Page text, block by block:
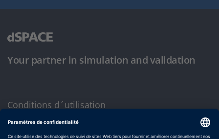
Your partner in simulation and validation
Conditions d´utilisation
Politique de confidentialité